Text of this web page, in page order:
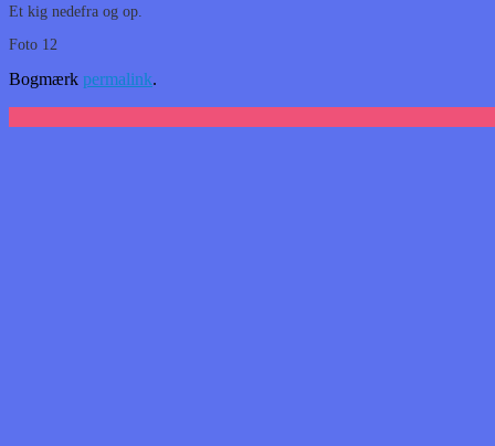
Et kig nedefra og op.
Foto 12
Bogmærk permalink.